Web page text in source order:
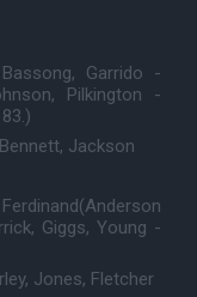
Garrido -
Pilkington -
Jackson
Giggs, Young -
Jones, Fletcher